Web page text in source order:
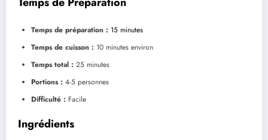
Temps de préparation : 15 minutes
Temps de cuisson : 10 minutes environ
Temps total : 25 minutes
Portions : 4-5 personnes
Difficulté : Facile
Ingrédients